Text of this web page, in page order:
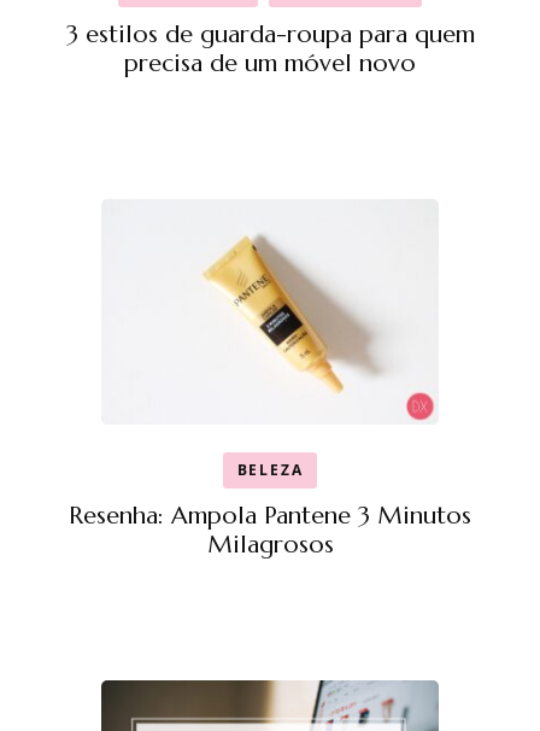
3 estilos de guarda-roupa para quem
precisa de um móvel novo
BELEZA
Resenha: Ampola Pantene 3 Minutos
Milagrosos